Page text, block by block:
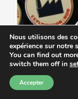
Nous utilisons des
expérience sur notre
You can find out
switch them off in
Accepter